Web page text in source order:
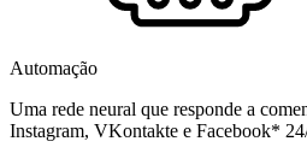
Automação
Uma rede neural que responde a
Instagram, VKontakte e Facebook*